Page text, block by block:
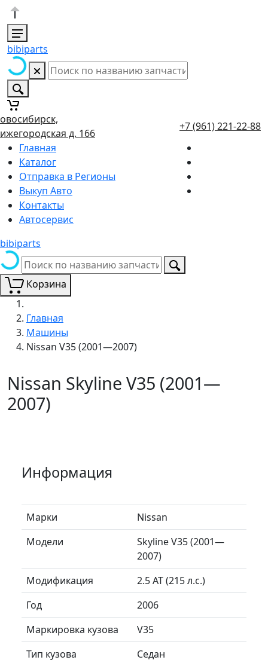
bibiparts
д. 166
+7 (961) 221-22-88
Главная
Каталог
Отправка в Регионы
Выкуп Авто
Контакты
Автосервис
bibiparts
Корзина
Главная
Машины
Nissan V35 (2001—2007)
Nissan Skyline V35 (2001—
2007)
Информация
Марки
Nissan
Модели
Skyline V35 (2001—
2007)
Модификация
2.5 AT (215 л.с.)
Год
2006
Маркировка кузова
V35
Тип кузова
Седан